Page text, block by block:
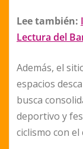
Lee también:
Lectura del
Además, el
espacios
busca
deportivo y
ciclismo con